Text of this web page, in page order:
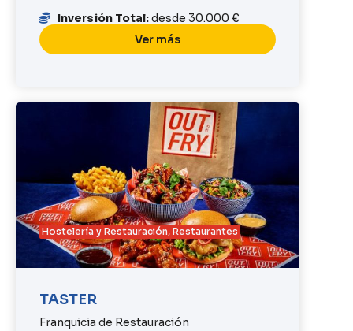
Inversión Total:desde 30.000 €
Ver más
Hostelería y Restauración, Restaurantes
TASTER
Franquicia de Restauración